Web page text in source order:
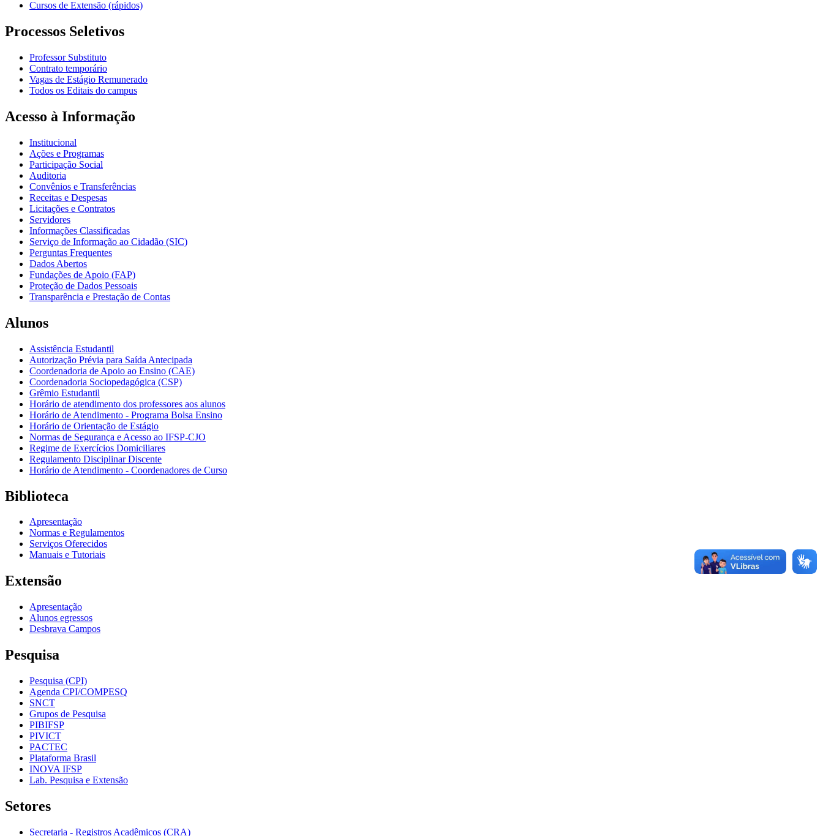
Cursos de Extensão (rápidos)
Processos Seletivos
Professor Substituto
Contrato temporário
Vagas de Estágio Remunerado
Todos os Editais do campus
Acesso à Informação
Institucional
Ações e Programas
Participação Social
Auditoria
Convênios e Transferências
Receitas e Despesas
Licitações e Contratos
Servidores
Informações Classificadas
Serviço de Informação ao Cidadão (SIC)
Perguntas Frequentes
Dados Abertos
Fundações de Apoio (FAP)
Proteção de Dados Pessoais
Transparência e Prestação de Contas
Alunos
Assistência Estudantil
Autorização Prévia para Saída Antecipada
Coordenadoria de Apoio ao Ensino (CAE)
Coordenadoria Sociopedagógica (CSP)
Grêmio Estudantil
Horário de atendimento dos professores aos alunos
Horário de Atendimento - Programa Bolsa Ensino
Horário de Orientação de Estágio
Normas de Segurança e Acesso ao IFSP-CJO
Regime de Exercícios Domiciliares
Regulamento Disciplinar Discente
Horário de Atendimento - Coordenadores de Curso
Biblioteca
Apresentação
Normas e Regulamentos
Serviços Oferecidos
Manuais e Tutoriais
Extensão
Apresentação
Alunos egressos
Desbrava Campos
Pesquisa
Pesquisa (CPI)
Agenda CPI/COMPESQ
SNCT
Grupos de Pesquisa
PIBIFSP
PIVICT
PACTEC
Plataforma Brasil
INOVA IFSP
Lab. Pesquisa e Extensão
Setores
Secretaria - Registros Acadêmicos (CRA)